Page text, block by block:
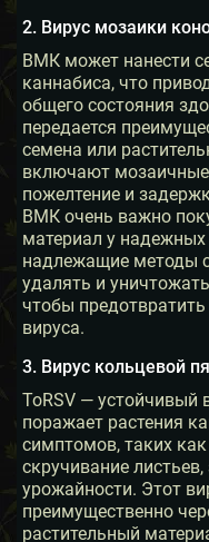
2. Вирус мозаики
ВМК может нанести
каннабиса, что
общего состояния
передается
семена или
включают мозаичные
пожелтение и
ВМК очень важно
материал у
надлежащие методы
удалять и
чтобы
вируса.
3. Вирус кольцевой
ToRSV — устойчивый
поражает растения
симптомов, таких
скручивание
урожайности. Этот
преимущественно
растительный